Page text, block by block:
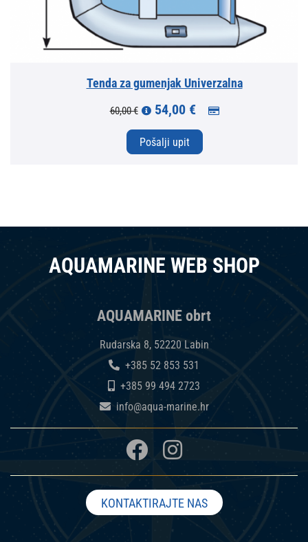
Tenda za gumenjak Univerzalna
60,00 € 54,00 €
Pošalji upit
AQUAMARINE WEB SHOP
AQUAMARINE obrt
Rudarska 8, 52220 Labin
+385 52 853 531
+385 99 494 2723
info@aqua-marine.hr
KONTAKTIRAJTE NAS